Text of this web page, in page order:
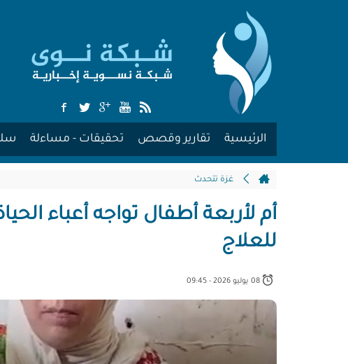
الرئيسية تقارير وقصص تحقيقات - مساءلة
غزة تتحدث
أم لأربعة أطفال تواجه أعباء
للعلاج